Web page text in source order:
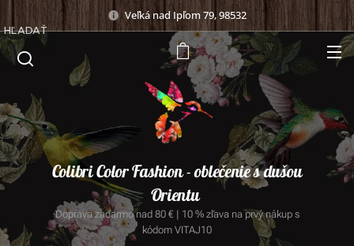
Veľká nad Ipľom 79, 98532
Colibri Color Fashion - oblečenie s dušou
Orientu
Doprava zadarmo nad 80 € | 10 % zľava na prvý nákup s
kódom VITAJ10
HĽADAŤ